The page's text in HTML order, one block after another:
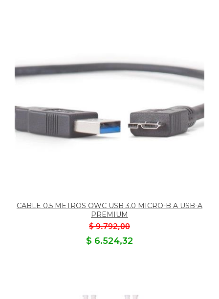
CABLE 0.5 METROS OWC USB 3.0 MICRO-B A USB-A
PREMIUM
$ 9.792,00
$ 6.524,32